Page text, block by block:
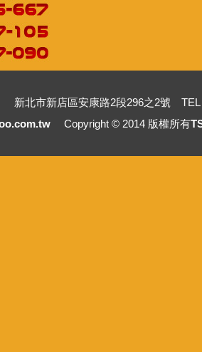
新北市新店區安康路2段296之2號 TEL
Copyright © 2014 版權所有